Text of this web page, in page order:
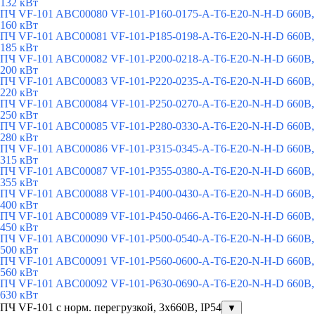
132 кВт
ПЧ VF-101 ABC00080 VF-101-P160-0175-A-T6-E20-N-H-D 660В,
160 кВт
ПЧ VF-101 ABC00081 VF-101-P185-0198-A-T6-E20-N-H-D 660В,
185 кВт
ПЧ VF-101 ABC00082 VF-101-P200-0218-A-T6-E20-N-H-D 660В,
200 кВт
ПЧ VF-101 ABC00083 VF-101-P220-0235-A-T6-E20-N-H-D 660В,
220 кВт
ПЧ VF-101 ABC00084 VF-101-P250-0270-A-T6-E20-N-H-D 660В,
250 кВт
ПЧ VF-101 ABC00085 VF-101-P280-0330-A-T6-E20-N-H-D 660В,
280 кВт
ПЧ VF-101 ABC00086 VF-101-P315-0345-A-T6-E20-N-H-D 660В,
315 кВт
ПЧ VF-101 ABC00087 VF-101-P355-0380-A-T6-E20-N-H-D 660В,
355 кВт
ПЧ VF-101 ABC00088 VF-101-P400-0430-A-T6-E20-N-H-D 660В,
400 кВт
ПЧ VF-101 ABC00089 VF-101-P450-0466-A-T6-E20-N-H-D 660В,
450 кВт
ПЧ VF-101 ABC00090 VF-101-P500-0540-A-T6-E20-N-H-D 660В,
500 кВт
ПЧ VF-101 ABC00091 VF-101-P560-0600-A-T6-E20-N-H-D 660В,
560 кВт
ПЧ VF-101 ABC00092 VF-101-P630-0690-A-T6-E20-N-H-D 660В,
630 кВт
ПЧ VF-101 с норм. перегрузкой, 3х660В, IP54
▼